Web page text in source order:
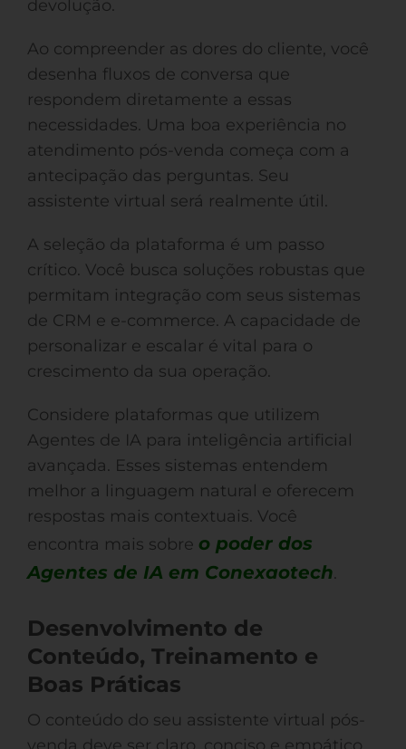
devolução.
Ao compreender as dores do cliente, você
desenha fluxos de conversa que
respondem diretamente a essas
necessidades. Uma boa experiência no
atendimento pós-venda começa com a
antecipação das perguntas. Seu
assistente virtual será realmente útil.
A seleção da plataforma é um passo
crítico. Você busca soluções robustas que
permitam integração com seus sistemas
de CRM e e-commerce. A capacidade de
personalizar e escalar é vital para o
crescimento da sua operação.
Considere plataformas que utilizem
Agentes de IA para inteligência artificial
avançada. Esses sistemas entendem
melhor a linguagem natural e oferecem
respostas mais contextuais. Você
encontra mais sobre o poder dos
Agentes de IA em Conexaotech.
Desenvolvimento de
Conteúdo, Treinamento e
Boas Práticas
O conteúdo do seu assistente virtual pós-